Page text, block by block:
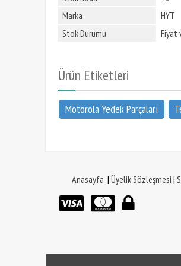
Marka
HYT
Stok Durumu
Fiyat
Ürün Etiketleri
Motorola Yedek Parçaları
Anasayfa | Üyelik Sözleşmesi |